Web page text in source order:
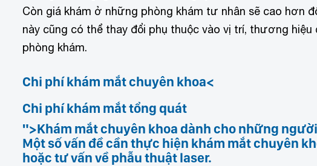
Còn giá khám ở những phòng khám tư nhân sẽ cao hơn
này cũng có thể thay đổi phụ thuộc vào vị trí, thương
phòng khám.
Chi phí khám mắt chuyên khoa<
Chi phí khám mắt tổng quát
">Khám mắt chuyên khoa dành cho những
Một số vấn đề cần thực hiện khám mắt chuyên
hoặc tư vấn về phẫu thuật laser.